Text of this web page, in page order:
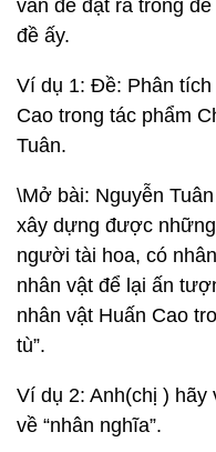
vấn đề đặt ra trong
đề ấy.
Ví dụ 1: Đề: Phân
Cao trong tác phẩm
Tuân.
\Mở bài: Nguyễn
xây dựng được
người tài hoa, có
nhân vật để lại ấn
nhân vật Huấn Cao
tù”.
Ví dụ 2: Anh(chị ) hãy
về “nhân nghĩa”.